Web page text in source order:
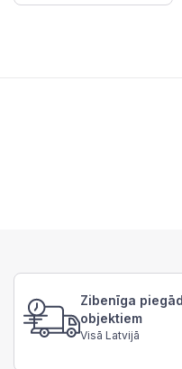
Zibenīga
objektiem
Visā Latvijā